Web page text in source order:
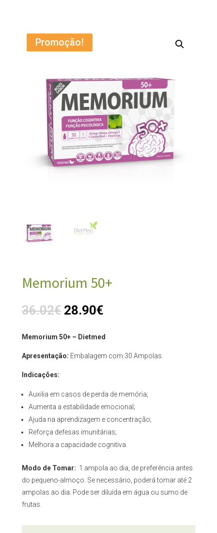
Promoção!
Memorium 50+
36.02€ 28.90€
Memorium 50+ – Dietmed
Apresentação: Embalagem com 30 Ampolas.
Indicações:
Auxilia em casos de perda de memória;
Aumenta a estabilidade emocional;
Ajuda na aprendizagem e concentração;
Reforça defesas imunitárias;
Melhora a capacidade cognitiva.
Modo de Tomar: 1 ampola ao dia, de preferência antes
do pequeno-almoço. Se necessário, poderá tomar até 2
ampolas ao dia. Pode ser diluída em água ou sumo de
frutas.